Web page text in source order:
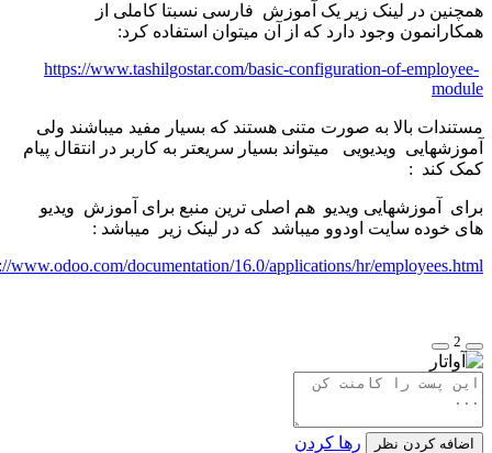
در لینک زیر یک آموزش فارسی نسبتا کاملی از
وجود دارد که از آن میتوان استفاده کرد:
https://www.tashilgostar.com/basic-configuration-of-
بالا به صورت متنی هستند که بسیار مفید میباشند ولی
ویدیویی میتواند بسیار سریعتر به کاربر در انتقال پیام
کند :
آموزشهایی ویدیو هم اصلی ترین منبع برای آموزش ویدیو
خوده سایت اودوو میباشد که در لینک زیر میباشد :
https://www.odoo.com/documentation/16.0/applications/hr/
کردن نظر رها کردن